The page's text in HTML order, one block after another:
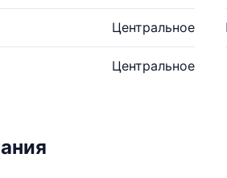
Центральное
Центральное